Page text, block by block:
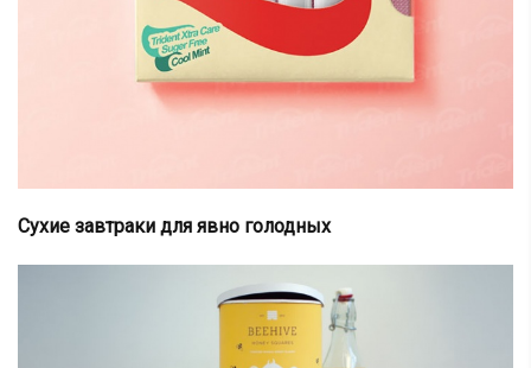
Сухие завтраки для явно голодных